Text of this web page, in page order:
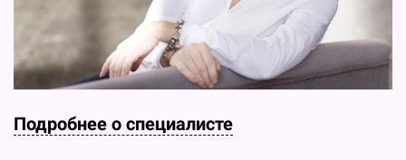
Подробнее о специалисте